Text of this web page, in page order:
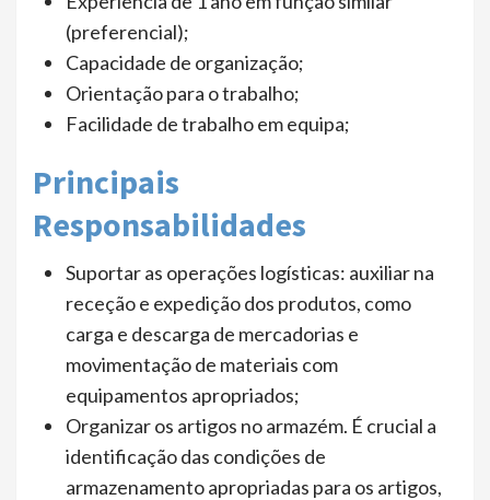
(preferencial);
Capacidade de organização;
Orientação para o trabalho;
Facilidade de trabalho em equipa;
Principais
Responsabilidades
Suportar as operações logísticas: auxiliar na
receção e expedição dos produtos, como
carga e descarga de mercadorias e
movimentação de materiais com
equipamentos apropriados;
Organizar os artigos no armazém. É crucial a
identificação das condições de
armazenamento apropriadas para os artigos,